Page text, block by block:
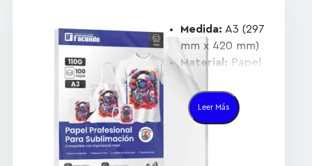
Medida: A3 (297
mm x 420 mm)
Material: Papel
premium de
sublimación de
secado rápido
Leer Más